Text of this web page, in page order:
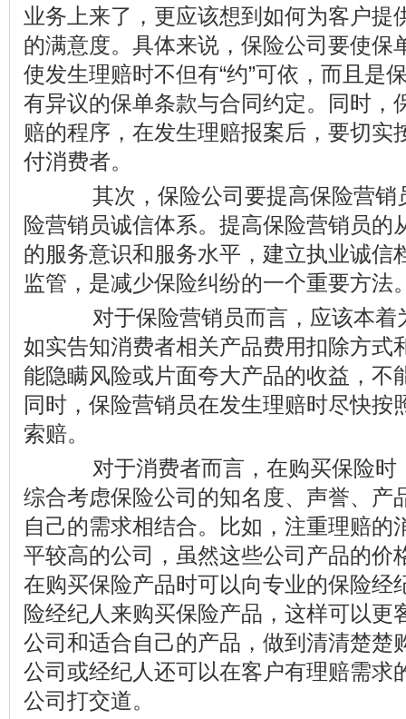
业务上来了，更应该想到如何为客户提
的满意度。具体来说，保险公司要使保
使发生理赔时不但有“约”可依，而且是
有异议的保单条款与合同约定。同时，
赔的程序，在发生理赔报案后，要切实
付消费者。
其次，保险公司要提高保险营销
险营销员诚信体系。提高保险营销员的
的服务意识和服务水平，建立执业诚信
监管，是减少保险纠纷的一个重要方法
对于保险营销员而言，应该本着
如实告知消费者相关产品费用扣除方式
能隐瞒风险或片面夸大产品的收益，不
同时，保险营销员在发生理赔时尽快按
索赔。
对于消费者而言，在购买保险时
综合考虑保险公司的知名度、声誉、产
自己的需求相结合。比如，注重理赔的
平较高的公司，虽然这些公司产品的价
在购买保险产品时可以向专业的保险经
险经纪人来购买保险产品，这样可以更
公司和适合自己的产品，做到清清楚楚
公司或经纪人还可以在客户有理赔需求
公司打交道。